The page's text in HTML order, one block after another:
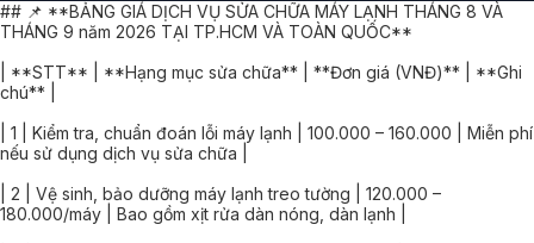
## 📌 **BẢNG GIÁ DỊCH VỤ SỬA CHỮA MÁY LẠNH THÁNG 8 VÀ
THÁNG 9 năm 2026 TẠI TP.HCM VÀ TOÀN QUỐC**
| **STT** | **Hạng mục sửa chữa** | **Đơn giá (VNĐ)** | **Ghi
chú** |
| 1 | Kiểm tra, chuẩn đoán lỗi máy lạnh | 100.000 – 160.000 | Miễn phí
nếu sử dụng dịch vụ sửa chữa |
| 2 | Vệ sinh, bảo dưỡng máy lạnh treo tường | 120.000 –
180.000/máy | Bao gồm xịt rửa dàn nóng, dàn lạnh |